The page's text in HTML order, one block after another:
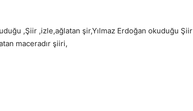
,Şiir ,izle,ağlatan şir,Yılmaz Erdoğan okuduğu Şiir
maceradır şiiri,